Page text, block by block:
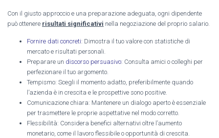
Con il giusto approccio e una preparazione adeguata, ogni dipendente
può ottenere risultati significativi nella negoziazione del proprio salario.
Fornire dati concreti: Dimostra il tuo valore con statistiche di
mercato e risultati personali.
Preparare un discorso persuasivo: Consulta amici o colleghi per
perfezionare il tuo argomento.
Tempismo: Scegli il momento adatto, preferibilmente quando
l’azienda è in crescita e le prospettive sono positive.
Comunicazione chiara: Mantenere un dialogo aperto è essenziale
per trasmettere le proprie aspettative nel modo corretto.
Flessibilità: Considera benefici alternativi oltre l’aumento
monetario, come il lavoro flessibile o opportunità di crescita.